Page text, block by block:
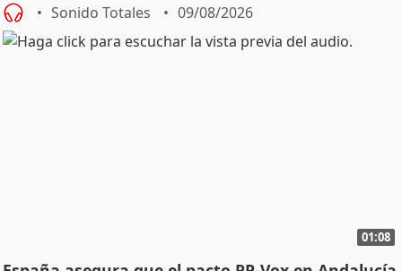
Sonido Totales 09/08/2026
01:08